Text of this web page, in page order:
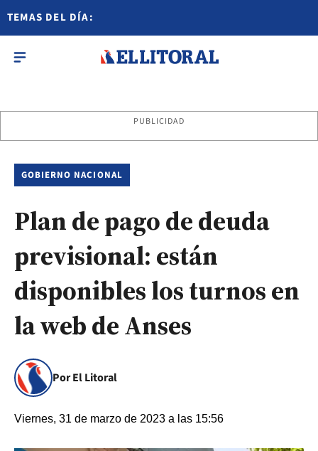
TEMAS DEL DÍA:
PUBLICIDAD
GOBIERNO NACIONAL
Plan de pago de deuda
previsional: están
disponibles los turnos en
la web de Anses
Por El Litoral
Viernes, 31 de marzo de 2023 a las 15:56